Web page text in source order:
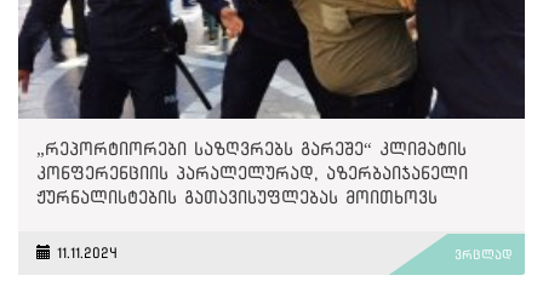
„რეპორტიორები საზღვრებს გარეშე“ კლიმატის
კონფერენციის პარალელურად, აზერბაიჯანელი
ჟურნალისტების გათავისუფლებას მოითხოვს
11.11.2024 ვრცლად